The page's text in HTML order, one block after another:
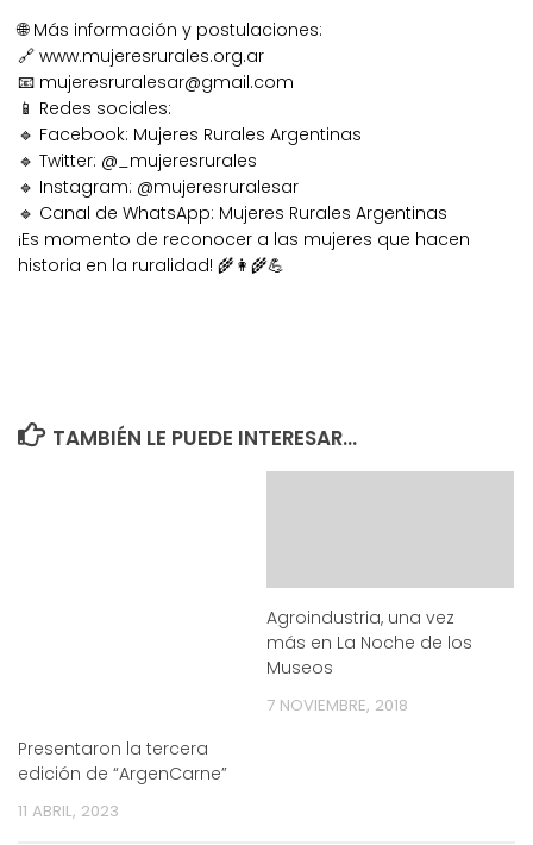
🌐 Más información y postulaciones:
🔗 www.mujeresrurales.org.ar
📧 mujeresruralesar@gmail.com
📱 Redes sociales:
🔹 Facebook: Mujeres Rurales Argentinas
🔹 Twitter: @_mujeresrurales
🔹 Instagram: @mujeresruralesar
🔹 Canal de WhatsApp: Mujeres Rurales Argentinas
¡Es momento de reconocer a las mujeres que hacen
historia en la ruralidad! 🌾👩‍🌾💪
TAMBIÉN LE PUEDE INTERESAR...
Presentaron la tercera
edición de “ArgenCarne”
11 ABRIL, 2023
Agroindustria, una vez
más en La Noche de los
Museos
7 NOVIEMBRE, 2018